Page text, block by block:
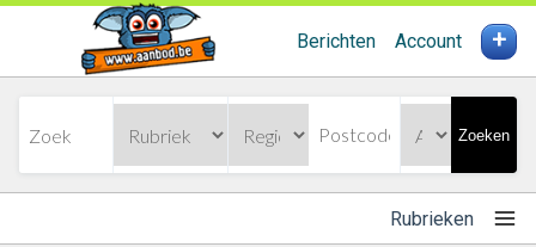
Berichten Account +
Zoeken
Rubrieken